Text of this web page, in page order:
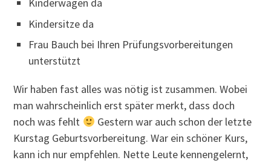
Kindersitze da
Frau Bauch bei Ihren Prüfungsvorbereitungen
unterstützt
Wir haben fast alles was nötig ist zusammen. Wobei
man wahrscheinlich erst später merkt, dass doch
noch was fehlt
Gestern war auch schon der letzte
Kurstag Geburtsvorbereitung. War ein schöner Kurs,
kann ich nur empfehlen. Nette Leute kennengelernt,